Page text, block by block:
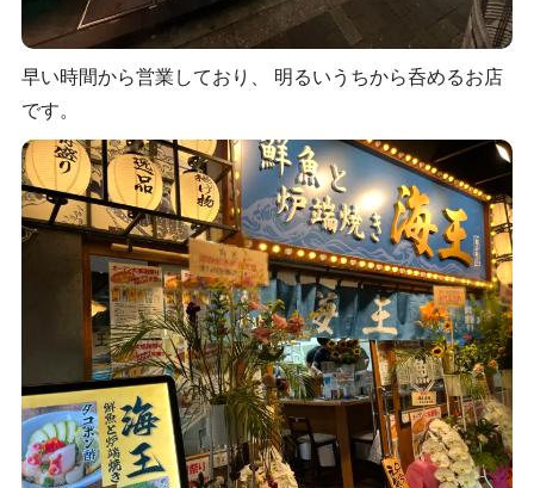
早い時間から営業しており、 明るいうちから呑めるお店
です。